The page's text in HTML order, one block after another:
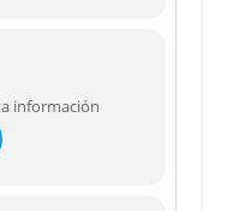
información